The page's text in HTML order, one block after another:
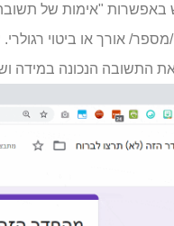
"אימות של
אורך או ביטוי
את התשובה הנכונה במידה